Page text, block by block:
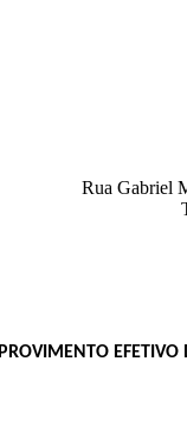
Rua Gabriel